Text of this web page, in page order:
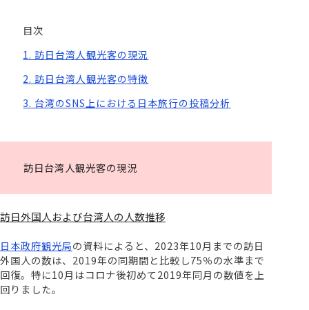
目次
1. 訪日台湾人観光客の現況
2. 訪日台湾人観光客の特徴
3. 台湾のSNS上における日本旅行の投稿分析
訪日台湾人観光客の現況
訪日外国人および台湾人の人数推移
日本政府観光局の資料によると、2023年10月までの訪日
外国人の数は、2019年の同期間と比較し75％の水準まで
回復。特に10月はコロナ後初めて2019年同月の数値を上
回りました。